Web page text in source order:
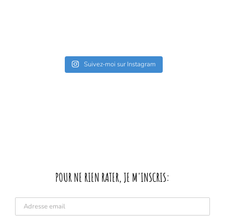
Suivez-moi sur Instagram
POUR NE RIEN RATER, JE M'INSCRIS: